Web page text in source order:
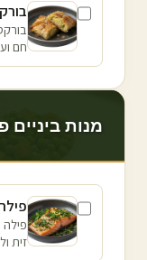
חם
מנות ביניים
פילה
זית